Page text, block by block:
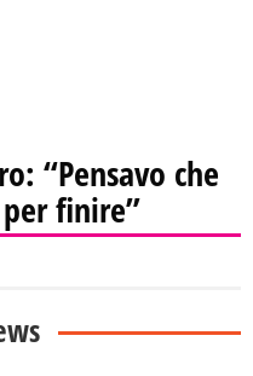
“Pensavo che
finire”